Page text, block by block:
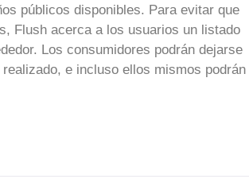
públicos disponibles. Para evitar que
Flush acerca a los usuarios un listado
Los consumidores podrán dejarse
e incluso ellos mismos podrán